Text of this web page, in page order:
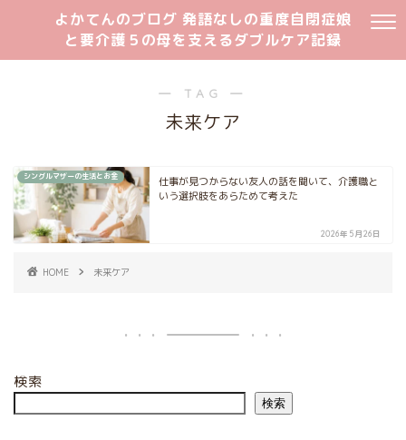
よかてんのブログ 発語なしの重度自閉症娘
と要介護５の母を支えるダブルケア記録
― TAG ―
未来ケア
シングルマザーの生活とお金
仕事が見つからない友人の話を聞いて、介護職と
いう選択肢をあらためて考えた
2026年5月26日
HOME 未来ケア
検索
検索